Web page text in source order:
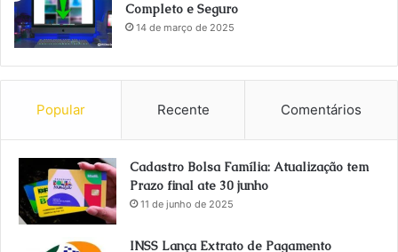
Completo e Seguro
14 de março de 2025
Popular Recente Comentários
Cadastro Bolsa Família: Atualização tem
Prazo final ate 30 junho
11 de junho de 2025
INSS Lança Extrato de Pagamento